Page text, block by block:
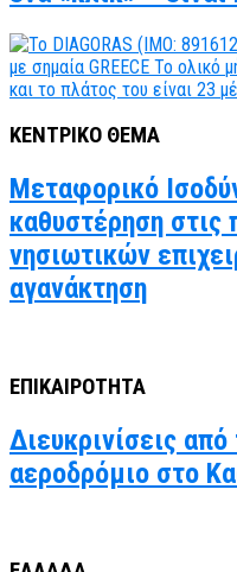
ΚΕΝΤΡΙΚΟ ΘΕΜΑ
Μεταφορικό
καθυστέρηση
νησιωτικών
αγανάκτηση
ΕΠΙΚΑΙΡΟΤΗΤΑ
Διευκρινίσεις
αεροδρόμιο στο